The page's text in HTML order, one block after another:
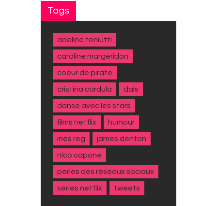
Tags
adeline toniutti
caroline margeridon
coeur de pirate
cristina cordula dals
danse avec les stars
films netflix humour
ines reg james denton
nico capone
perles des réseaux sociaux
séries netflix tweets